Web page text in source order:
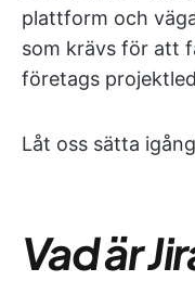
plattform och
som krävs för att
företags
Låt oss sätta
Vad är